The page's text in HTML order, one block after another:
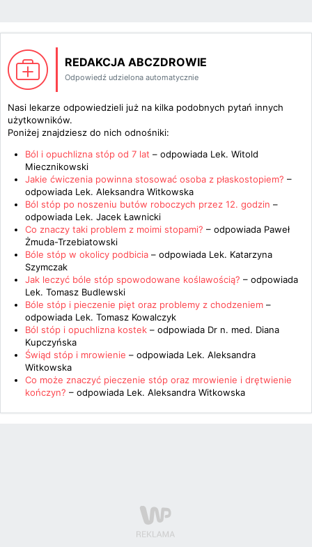
REDAKCJA ABCZDROWIE
Odpowiedź udzielona automatycznie
Nasi lekarze odpowiedzieli już na kilka podobnych pytań innych
użytkowników.
Poniżej znajdziesz do nich odnośniki:
Ból i opuchlizna stóp od 7 lat – odpowiada Lek. Witold
Miecznikowski
Jakie ćwiczenia powinna stosować osoba z płaskostopiem? –
odpowiada Lek. Aleksandra Witkowska
Ból stóp po noszeniu butów roboczych przez 12. godzin –
odpowiada Lek. Jacek Ławnicki
Co znaczy taki problem z moimi stopami? – odpowiada Paweł
Żmuda-Trzebiatowski
Bóle stóp w okolicy podbicia – odpowiada Lek. Katarzyna
Szymczak
Jak leczyć bóle stóp spowodowane koślawością? – odpowiada
Lek. Tomasz Budlewski
Bóle stóp i pieczenie pięt oraz problemy z chodzeniem –
odpowiada Lek. Tomasz Kowalczyk
Ból stóp i opuchlizna kostek – odpowiada Dr n. med. Diana
Kupczyńska
Świąd stóp i mrowienie – odpowiada Lek. Aleksandra
Witkowska
Co może znaczyć pieczenie stóp oraz mrowienie i drętwienie
kończyn? – odpowiada Lek. Aleksandra Witkowska